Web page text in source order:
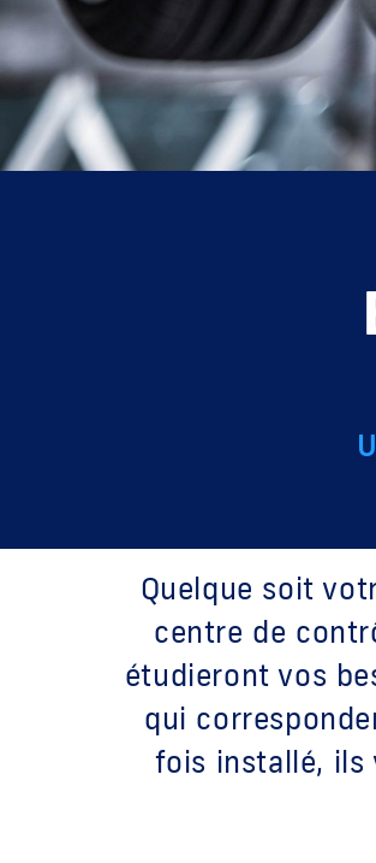
Quelque soit
centre de
étudieront vos
qui
fois installé, ils